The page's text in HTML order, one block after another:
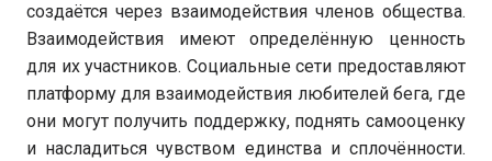
создаётся через взаимодействия членов общества.
Взаимодействия имеют определённую ценность
для их участников. Социальные сети предоставляют
платформу для взаимодействия любителей бега, где
они могут получить поддержку, поднять самооценку
и насладиться чувством единства и сплочённости.